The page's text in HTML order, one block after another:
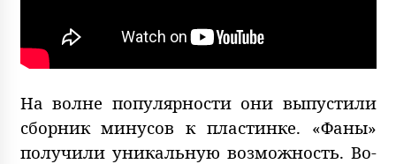
На волне популярности они выпустили
сборник минусов к пластинке. «Фаны»
получили уникальную возможность. Во-